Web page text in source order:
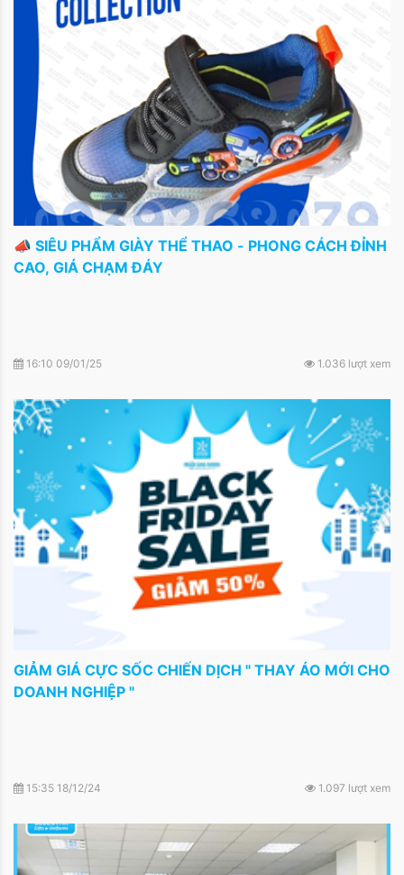
📣 SIÊU PHẨM GIÀY THỂ THAO - PHONG CÁCH ĐỈNH
CAO, GIÁ CHẠM ĐÁY
16:10 09/01/25 1.036 lượt xem
GIẢM GIÁ CỰC SỐC CHIẾN DỊCH " THAY ÁO MỚI CHO
DOANH NGHIỆP "
15:35 18/12/24 1.097 lượt xem